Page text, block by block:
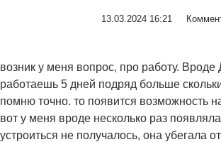
13.03.2024 16:21
возник у меня вопрос, про работу. Вроде
работаешь 5 дней подряд больше
помню точно. то появится возможность
вот у меня вроде несколько раз
устроиться не получалось, она убегала